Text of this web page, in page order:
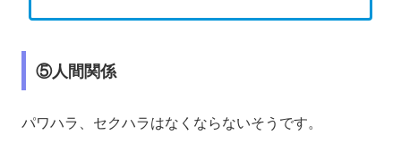
⑤人間関係
パワハラ、セクハラはなくならないそうです。